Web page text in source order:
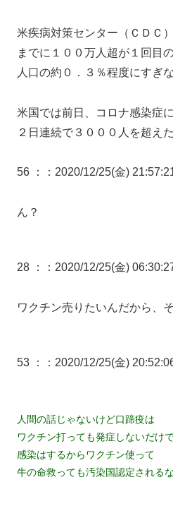
米疾病対策センター（ＣＤＣ
までに１００万人超が１回目
人口の約０．３％程度にすぎな
米国では前日、コロナ感染症
２日連続で３０００人を超えた
56 ： ：2020/12/25(金)
ん？
28 ： ：2020/12/25(金)
ワクチン売りたいんだから、
53 ： ：2020/12/25(金)
人間の話じゃないけど口蹄疫は
ワクチン打っても発症しないだけ
感染はするからワクチン使って
牛の命救っても汚染国認定されるな